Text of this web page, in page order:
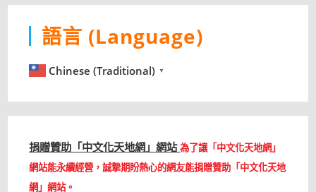
語言 (Language)
Chinese (Traditional) ▼
捐贈贊助「中文化天地網」網站為了讓「中文化天地網」
網站能永續經營，誠摯期盼熱心的網友能捐贈贊助「中文化天地
網」網站。